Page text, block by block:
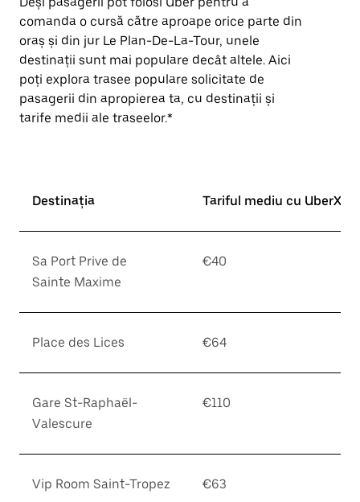
comanda o cursă către aproape orice parte din
oraș și din jur Le Plan-De-La-Tour, unele
destinații sunt mai populare decât altele. Aici
poți explora trasee populare solicitate de
pasagerii din apropierea ta, cu destinații și
tarife medii ale traseelor.*
Destinația Tariful mediu cu UberX*
Sa Port Prive de
Sainte Maxime
€40
Place des Lices €64
Gare St-Raphaël-
Valescure
€110
Vip Room Saint-Tropez €63